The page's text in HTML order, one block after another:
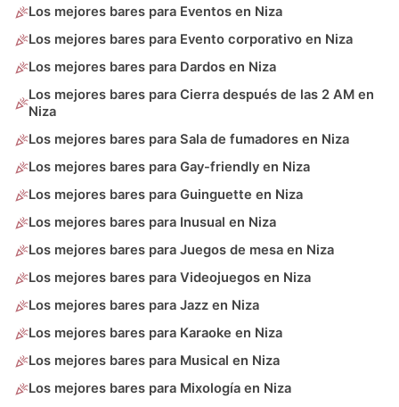
Los mejores bares para Eventos en Niza
Los mejores bares para Evento corporativo en Niza
Los mejores bares para Dardos en Niza
Los mejores bares para Cierra después de las 2 AM en
Niza
Los mejores bares para Sala de fumadores en Niza
Los mejores bares para Gay-friendly en Niza
Los mejores bares para Guinguette en Niza
Los mejores bares para Inusual en Niza
Los mejores bares para Juegos de mesa en Niza
Los mejores bares para Videojuegos en Niza
Los mejores bares para Jazz en Niza
Los mejores bares para Karaoke en Niza
Los mejores bares para Musical en Niza
Los mejores bares para Mixología en Niza